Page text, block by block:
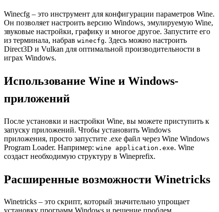
Winecfg – это инструмент для конфигурации параметров Wine.
Он позволяет настроить версию Windows, эмулируемую Wine,
звуковые настройки, графику и многое другое. Запустите его
из терминала, набрав winecfg. Здесь можно настроить
Direct3D и Vulkan для оптимальной производительности в
играх Windows.
Использование Wine и Windows-
приложений
После установки и настройки Wine, вы можете приступить к
запуску приложений. Чтобы установить Windows
приложения, просто запустите .exe файл через Wine Windows
Program Loader. Например: wine application.exe. Wine
создаст необходимую структуру в Wineprefix.
Расширенные возможности Winetricks
Winetricks – это скрипт, который значительно упрощает